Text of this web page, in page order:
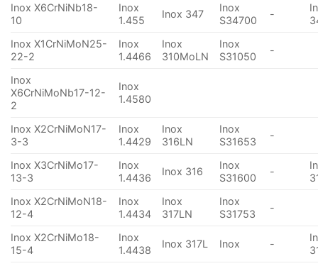
Inox X6CrNiNb18-
10
Inox
1.455
Inox 347
Inox
S34700
-
Inox X1CrNiMoN25-
22-2
Inox
1.4466
Inox
310MoLN
Inox
S31050
-
Inox
X6CrNiMoNb17-12-
2
Inox
1.4580
Inox X2CrNiMoN17-
3-3
Inox
1.4429
Inox
316LN
Inox
S31653
-
Inox X3CrNiMo17-
13-3
Inox
1.4436
Inox 316
Inox
S31600
-
Inox X2CrNiMoN18-
12-4
Inox
1.4434
Inox
317LN
Inox
S31753
-
Inox X2CrNiMo18-
15-4
Inox
1.4438
Inox 317L Inox -